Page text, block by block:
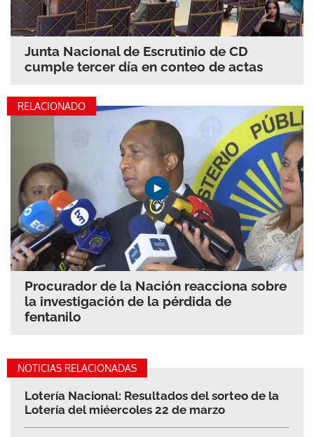
Junta Nacional de Escrutinio de CD
cumple tercer día en conteo de actas
RELACIONADO
Procurador de la Nación reacciona sobre
la investigación de la pérdida de
fentanilo
NOTICIAS RELACIONADAS
Lotería Nacional: Resultados del sorteo de la
Lotería del miéercoles 22 de marzo